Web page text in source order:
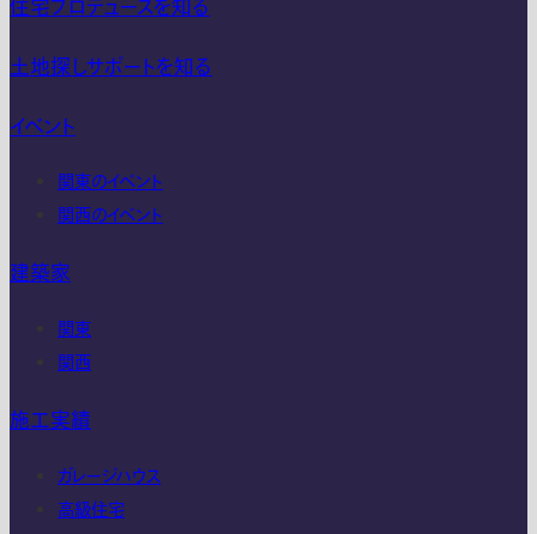
住宅プロデュースを知る
土地探しサポートを知る
イベント
関東のイベント
関西のイベント
建築家
関東
関西
施工実績
ガレージハウス
高級住宅